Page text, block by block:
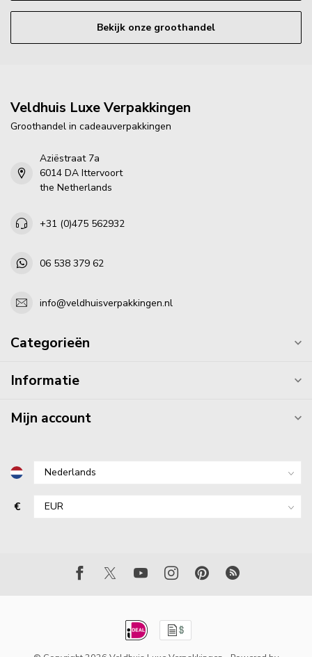
Bekijk onze groothandel
Veldhuis Luxe Verpakkingen
Groothandel in cadeauverpakkingen
Aziëstraat 7a
6014 DA Ittervoort
the Netherlands
+31 (0)475 562932
06 538 379 62
info@veldhuisverpakkingen.nl
Categorieën
Informatie
Mijn account
€